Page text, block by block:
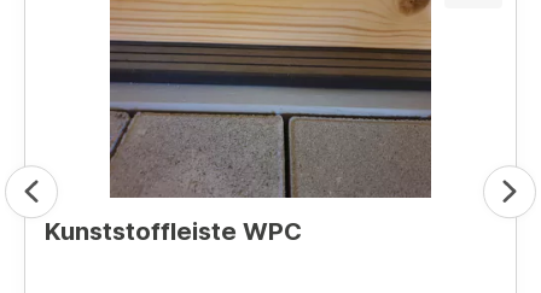
Kunststoffleiste WPC